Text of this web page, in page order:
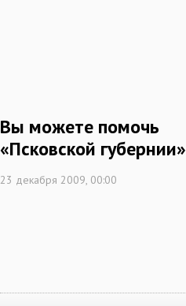
Вы можете помочь
«Псковской губернии»
23 декабря 2009, 00:00